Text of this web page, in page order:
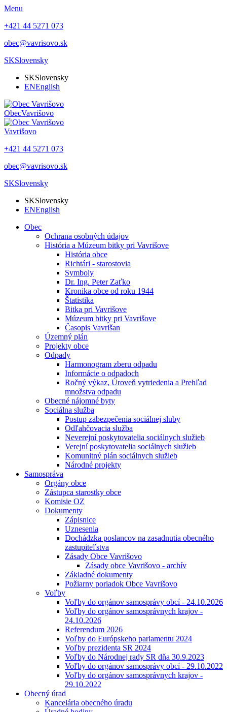
Menu
+421 44 5271 073
obec@vavrisovo.sk
SKSlovensky
SKSlovensky
ENEnglish
ObecVavrišovo
Vavrišovo
+421 44 5271 073
obec@vavrisovo.sk
SKSlovensky
SKSlovensky
ENEnglish
Obec
Ochrana osobných údajov
História a Múzeum bitky pri Vavrišove
História obce
Richtári - starostovia
Symboly
Dr. Ing. Peter Zaťko
Kronika obce od roku 1944
Štatistika
Bitka pri Vavrišove
Múzeum bitky pri Vavrišove
Časopis Vavrišan
Územný plán
Projekty obce
Odpady
Harmonogram zberu odpadu
Informácie o odpadoch
Ročný výkaz, Úroveň vytriedenia a Prehľad
množstva odpadu
Obecné nájomné byty
Sociálna služba
Postup zabezpečenia sociálnej sluby
Odľahčovacia služba
Neverejní poskytovatelia sociálnych služieb
Verejní poskytovatelia sociálnych služieb
Komunitný plán sociálnych služieb
Národné projekty
Samospráva
Orgány obce
Zástupca starostky obce
Komisie OZ
Dokumenty
Zápisnice
Uznesenia
Dochádzka poslancov na zasadnutia obecného
zastupiteľstva
Zásady Obce Vavrišovo
Zásady obce Vavrišovo - archív
Základné dokumenty
Požiarny poriadok Obce Vavrišovo
Voľby
Voľby do orgánov samosprávy obcí - 24.10.2026
Voľby do orgánov samosprávnych krajov -
24.10.2026
Referendum 2026
Voľby do Európskeho parlamentu 2024
Voľby prezidenta SR 2024
Voľby do Národnej rady SR dňa 30.9.2023
Voľby do orgánov samosprávy obcí - 29.10.2022
Voľby do orgánov samosprávnych krajov -
29.10.2022
Obecný úrad
Kancelária obecného úradu